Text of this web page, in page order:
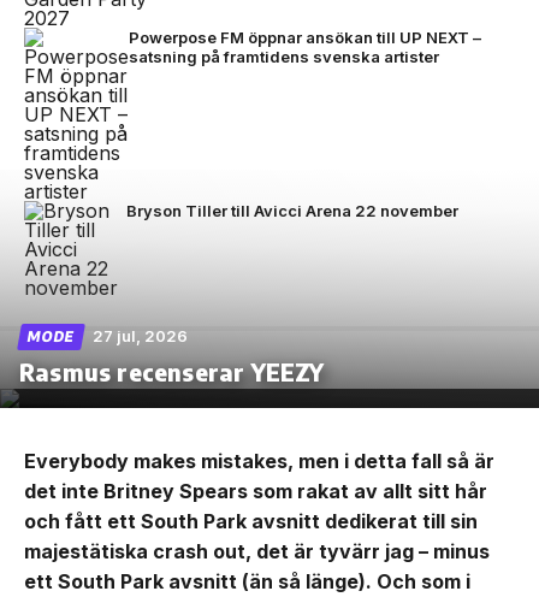
Powerpose FM öppnar ansökan till UP NEXT –
satsning på framtidens svenska artister
Bryson Tiller till Avicci Arena 22 november
MODE 27 jul, 2026
Rasmus recenserar YEEZY
Everybody makes mistakes, men i detta fall så är
det inte Britney Spears som rakat av allt sitt hår
och fått ett South Park avsnitt dedikerat till sin
majestätiska crash out, det är tyvärr jag – minus
ett South Park avsnitt (än så länge). Och som i